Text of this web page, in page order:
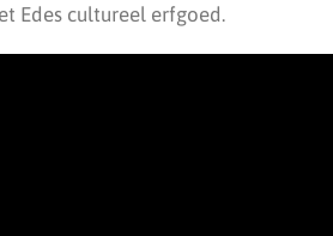
Edes cultureel erfgoed.